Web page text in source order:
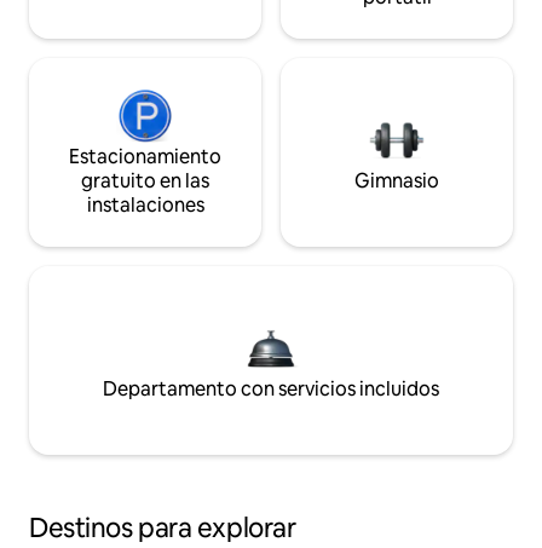
Estacionamiento
gratuito en las
instalaciones
Gimnasio
Departamento con servicios incluidos
Destinos para explorar